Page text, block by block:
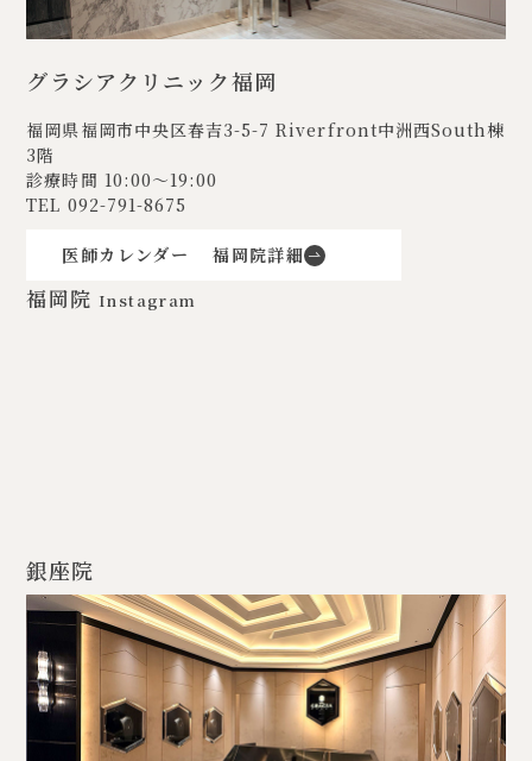
グラシアクリニック福岡
福岡県福岡市中央区春吉3-5-7Riverfront中洲西South棟
3階
診療時間 10:00〜19:00
TEL 092-791-8675
医師カレンダー 福岡院詳細
福岡院 Instagram
銀座院